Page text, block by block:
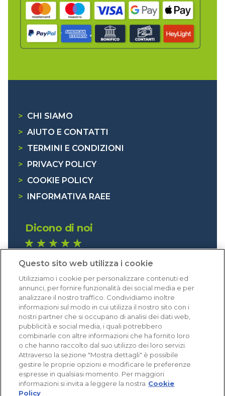
> CHI SIAMO
> AIUTO E CONTATTI
> TERMINI E CONDIZIONI
>
PRIVACY POLICY
> COOKIE POLICY
>
INFORMATIVA RAEE
Dicono di noi
Eccellente (4,8)
Acquisti verificati
Questo sito web utilizza i cookie
Utilizziamo i cookie per personalizzare contenuti ed
annunci, per fornire funzionalità dei social media e per
analizzare il nostro traffico. Condividiamo inoltre
informazioni sul modo in cui utilizza il nostro sito con i
nostri partner che si occupano di analisi dei dati web,
pubblicità e social media, i quali potrebbero
combinarle con altre informazioni che ha fornito loro
o che hanno raccolto dal suo utilizzo dei loro servizi.
Attraverso la sezione "Mostra dettagli" è possibile
gestire le proprie opzioni e modificare le preferenze
espresse in qualsiasi momento. Per maggiori
informazioni si invita a leggere la nostra Cookie
Policy